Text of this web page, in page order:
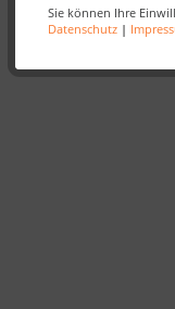
Sie können Ihre
Datenschutz |